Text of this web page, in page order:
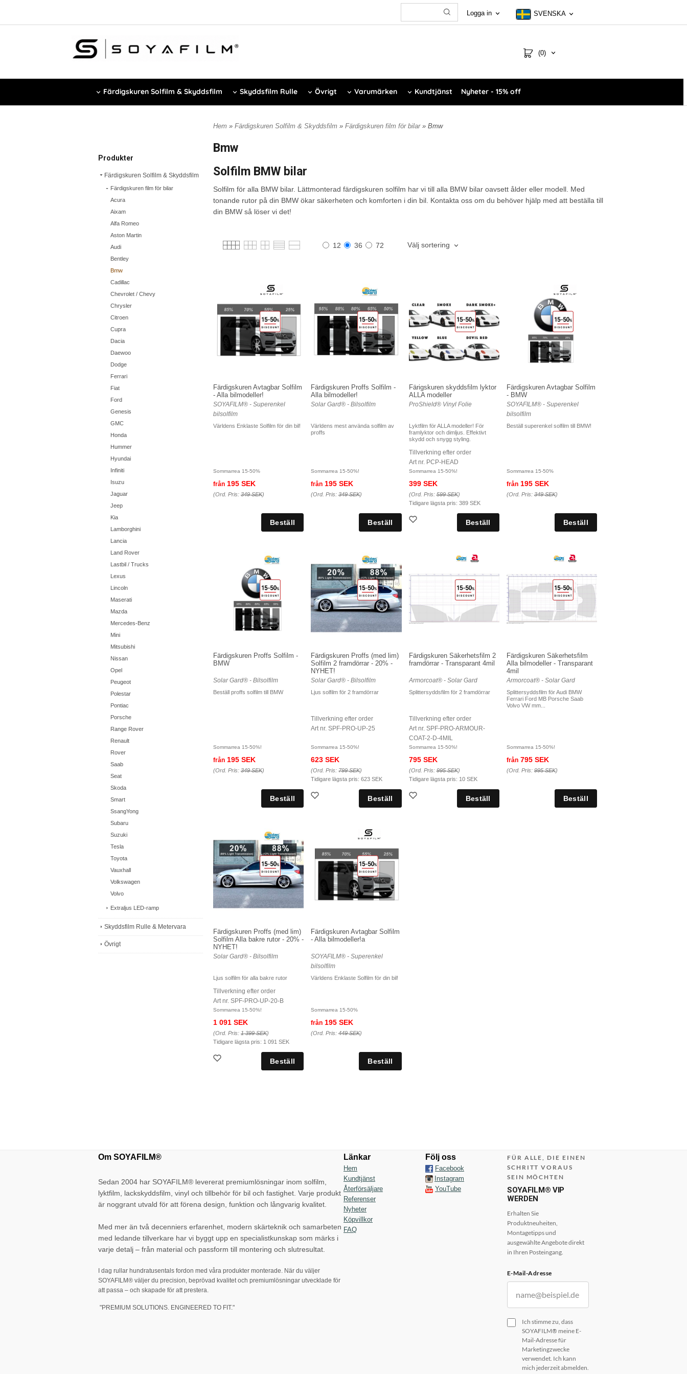
Logga in SVENSKA
(0)
Färdigskuren Solfilm & Skyddsfilm Skyddsfilm Rulle Övrigt Varumärken Kundtjänst Nyheter - 15% off
Produkter
Färdigskuren Solfilm & Skyddsfilm
Färdigskuren film för bilar
Acura
Aixam
Alfa Romeo
Aston Martin
Audi
Bentley
Bmw
Cadillac
Chevrolet / Chevy
Chrysler
Citroen
Cupra
Dacia
Daewoo
Dodge
Ferrari
Fiat
Ford
Genesis
GMC
Honda
Hummer
Hyundai
Infiniti
Isuzu
Jaguar
Jeep
Kia
Lamborghini
Lancia
Land Rover
Lastbil / Trucks
Lexus
Lincoln
Maserati
Mazda
Mercedes-Benz
Mini
Mitsubishi
Nissan
Opel
Peugeot
Polestar
Pontiac
Porsche
Range Rover
Renault
Rover
Saab
Seat
Skoda
Smart
SsangYong
Subaru
Suzuki
Tesla
Toyota
Vauxhall
Volkswagen
Volvo
Extraljus LED-ramp
Skyddsfilm Rulle & Metervara
Övrigt
Hem » Färdigskuren Solfilm & Skyddsfilm » Färdigskuren film för bilar » Bmw
Bmw
Solfilm BMW bilar
Solfilm för alla BMW bilar. Lättmonterad färdigskuren solfilm har vi till alla BMW bilar oavsett ålder eller modell. Med
tonande rutor på din BMW ökar säkerheten och komforten i din bil. Kontakta oss om du behöver hjälp med att beställa till
din BMW så löser vi det!
12 36 72 Välj sortering
Färdigskuren Avtagbar Solfilm
- Alla bilmodeller!
SOYAFILM® - Superenkel
bilsolfilm
Världens Enklaste Solfilm för din bil!
Sommarrea 15-50%
från 195 SEK
(Ord. Pris: 349 SEK)
Färdigskuren Proffs Solfilm -
Alla bilmodeller!
Solar Gard® - Bilsolfilm
Världens mest använda solfilm av
proffs
Sommarrea 15-50%!
från 195 SEK
(Ord. Pris:349 SEK)
Färigskuren skyddsfilm lyktor
ALLA modeller
ProShield® Vinyl Folie
Lyktfilm för ALLA modeller! För
framlyktor och dimljus. Effektivt
skydd och snygg styling.
Tillverkning efter order
Art nr. PCP-HEAD
Sommarrea 15-50%!
399 SEK
(Ord. Pris:599 SEK)
Tidigare lägsta pris: 389 SEK
Färdigskuren Avtagbar Solfilm
- BMW
SOYAFILM® - Superenkel
bilsolfilm
Beställ superenkel solfilm till BMW!
Sommarrea 15-50%
från195 SEK
(Ord. Pris:349 SEK)
Färdigskuren Proffs Solfilm -
BMW
Solar Gard® - Bilsolfilm
Beställ proffs solfilm till BMW
Sommarrea 15-50%!
från 195 SEK
(Ord. Pris: 349 SEK)
Färdigskuren Proffs (med lim)
Solfilm 2 framdörrar - 20% -
NYHET!
Solar Gard® - Bilsolfilm
Ljus solfilm för 2 framdörrar
Tillverkning efter order
Art nr. SPF-PRO-UP-25
Sommarrea 15-50%!
623 SEK
(Ord. Pris:799 SEK)
Tidigare lägsta pris:623 SEK
Färdigskuren Säkerhetsfilm 2
framdörrar - Transparant 4mil
Armorcoat® - Solar Gard
Splittersyddsfilm för 2 framdörrar
Tillverkning efter order
Art nr. SPF-PRO-ARMOUR-
COAT-2-D-4MIL
Sommarrea 15-50%!
795 SEK
(Ord. Pris:995 SEK)
Tidigare lägsta pris: 10 SEK
Färdigskuren Säkerhetsfilm
Alla bilmodeller - Transparant
4mil
Armorcoat® - Solar Gard
Splittersyddsfilm för Audi BMW
Ferrari Ford MB Porsche Saab
Volvo VW mm...
Sommarrea 15-50%!
från795 SEK
(Ord. Pris:995 SEK)
Färdigskuren Proffs (med lim)
Solfilm Alla bakre rutor - 20% -
NYHET!
Solar Gard® - Bilsolfilm
Ljus solfilm för alla bakre rutor
Tillverkning efter order
Art nr. SPF-PRO-UP-20-B
Sommarrea 15-50%!
1 091 SEK
(Ord. Pris: 1 399 SEK)
Tidigare lägsta pris: 1 091 SEK
Färdigskuren Avtagbar Solfilm
- Alla bilmodeller!a
SOYAFILM® - Superenkel
bilsolfilm
Världens Enklaste Solfilm för din bil!
Sommarrea 15-50%
från 195 SEK
(Ord. Pris:449 SEK)
Om SOYAFILM®
Sedan 2004 har SOYAFILM® levererat premiumlösningar inom solfilm,
lyktfilm, lackskyddsfilm, vinyl och tillbehör för bil och fastighet. Varje produkt
är noggrant utvald för att förena design, funktion och långvarig kvalitet.
Med mer än två decenniers erfarenhet, modern skärteknik och samarbeten
med ledande tillverkare har vi byggt upp en specialistkunskap som märks i
varje detalj – från material och passform till montering och slutresultat.
I dag rullar hundratusentals fordon med våra produkter monterade. När du väljer
SOYAFILM® väljer du precision, beprövad kvalitet och premiumlösningar utvecklade för
att passa – och skapade för att prestera.
"PREMIUM SOLUTIONS. ENGINEERED TO FIT."
Länkar
Hem
Kundtjänst
Återförsäljare
Referenser
Nyheter
Köpvillkor
FAQ
Följ oss
Facebook
Instagram
YouTube
FÜR ALLE, DIE EINEN
SCHRITT VORAUS
SEIN MÖCHTEN
SOYAFILM® VIP
WERDEN
Erhalten Sie
Produktneuheiten,
Montagetipps und
ausgewählte Angebote direkt
in Ihren Posteingang.
E-Mail-Adresse
Ich stimme zu, dass
SOYAFILM® meine E-
Mail-Adresse für
Marketingzwecke
verwendet. Ich kann
mich jederzeit abmelden.